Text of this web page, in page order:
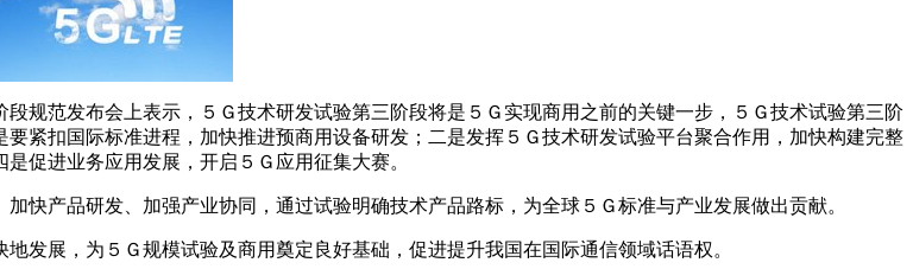
规范发布会上表示，５Ｇ技术研发试验第三阶段将是５Ｇ实现商用之前的关键一步，５Ｇ技术试验第三阶
紧扣国际标准进程，加快推进预商用设备研发；二是发挥５Ｇ技术研发试验平台聚合作用，加快构建完整
促进业务应用发展，开启５Ｇ应用征集大赛。
快产品研发、加强产业协同，通过试验明确技术产品路标，为全球５Ｇ标准与产业发展做出贡献。
发展，为５Ｇ规模试验及商用奠定良好基础，促进提升我国在国际通信领域话语权。